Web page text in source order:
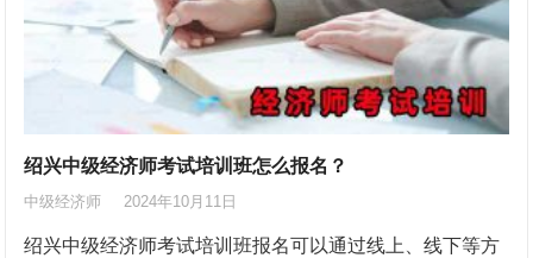
绍兴中级经济师考试培训班怎么报名？
中级经济师 2024年10月11日
绍兴中级经济师考试培训班报名可以通过线上、线下等方